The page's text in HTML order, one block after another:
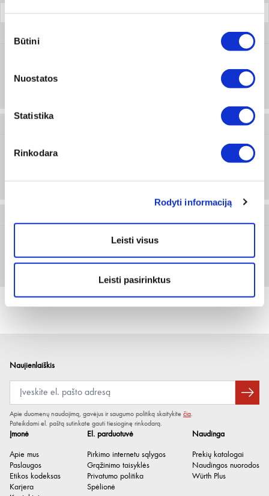
pasirinkimas
Būtini
Nuostatos
Statistika
Rinkodara
Rodyti informaciją
Leisti visus
Leisti pasirinktus
Geležtės plotis Pakuotė
Prisijungti arba registruotis
25
Prisijungti arba registruotis
Įmonė
Apie mus
Paslaugos
Etikos kodeksas
Karjera
El. parduotuvė
Pirkimo internetu sąlygos
Grąžinimo taisyklės
Privatumo politika
Spėlionė
Naudinga
Prekių katalogai
Naudingos nuorodos
Würth Plus
Naujienlaiškis
Apie duomenų naudojimą, gavėjus ir saugumo politiką skaitykite čia.
Pateikdami el. paštą sutinkate gauti tiesioginę rinkodarą.